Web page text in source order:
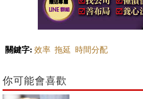
關鍵字: 效率 拖延 時間分配
你可能會喜歡